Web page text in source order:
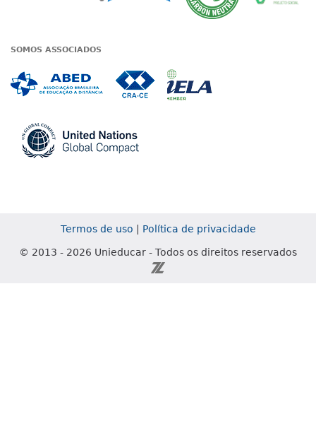
SOMOS ASSOCIADOS
Termos de uso Política de privacidade
© 2013 - 2026 Unieducar - Todos os direitos reservados